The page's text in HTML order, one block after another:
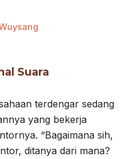
Suara
terdengar sedang
yang bekerja
“Bagaimana sih,
ditanya dari mana?